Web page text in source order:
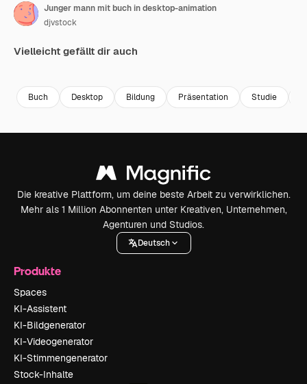
Junger mann mit buch in desktop-animation
djvstock
Vielleicht gefällt dir auch
Buch Desktop Bildung Präsentation Studie
Die kreative Plattform, um deine beste Arbeit zu verwirklichen.
Mehr als 1 Million Abonnenten unter Kreativen, Unternehmen,
Agenturen und Studios.
Deutsch
Produkte
Spaces
KI-Assistent
KI-Bildgenerator
KI-Videogenerator
KI-Stimmengenerator
Stock-Inhalte